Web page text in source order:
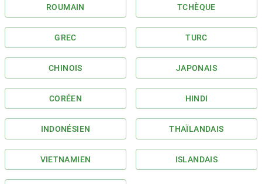
ROUMAIN TCHÈQUE
GREC TURC
CHINOIS JAPONAIS
CORÉEN HINDI
INDONÉSIEN THAÏLANDAIS
VIETNAMIEN ISLANDAIS